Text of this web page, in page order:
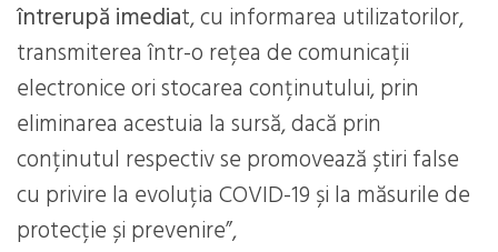
întrerupă imediat, cu informarea utilizatorilor,
transmiterea într-o rețea de comunicații
electronice ori stocarea conținutului, prin
eliminarea acestuia la sursă, dacă prin
conținutul respectiv se promovează știri false
cu privire la evoluția COVID-19 și la măsurile de
protecție și prevenire”,